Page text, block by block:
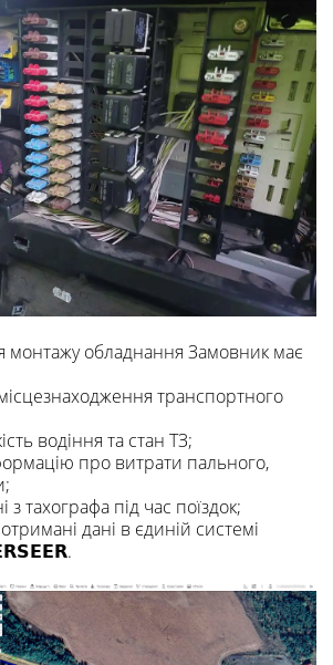
монтажу обладнання Замовник має
транспортного
водіння та стан ТЗ;
про витрати пального,
з тахографа під час поїздок;
дані в єдиній системі